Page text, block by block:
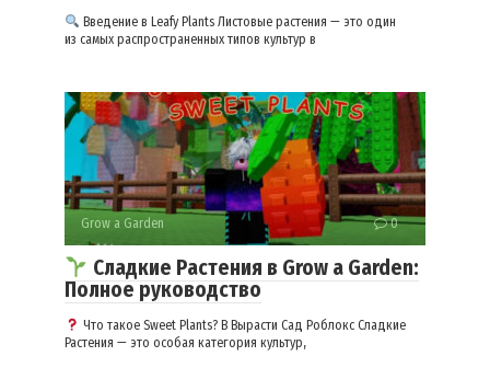
Введение в Leafy Plants Листовые растения — это один
из самых распространенных типов культур в
Grow a Garden 0
Сладкие Растения в Grow a Garden:
Полное руководство
Что такое Sweet Plants? В Вырасти Сад Роблокс Сладкие
Растения — это особая категория культур,